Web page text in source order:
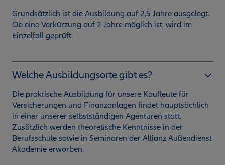
Grundsätzlich ist die Ausbildung auf 2,5 Jahre ausgelegt.
Ob eine Verkürzung auf 2 Jahre möglich ist, wird im
Einzelfall geprüft.
Welche Ausbildungsorte gibt es?
Die praktische Ausbildung für unsere Kaufleute für
Versicherungen und Finanzanlagen findet hauptsächlich
in einer unserer selbstständigen Agenturen statt.
Zusätzlich werden theoretische Kenntnisse in der
Berufsschule sowie in Seminaren der Allianz Außendienst
Akademie erworben.